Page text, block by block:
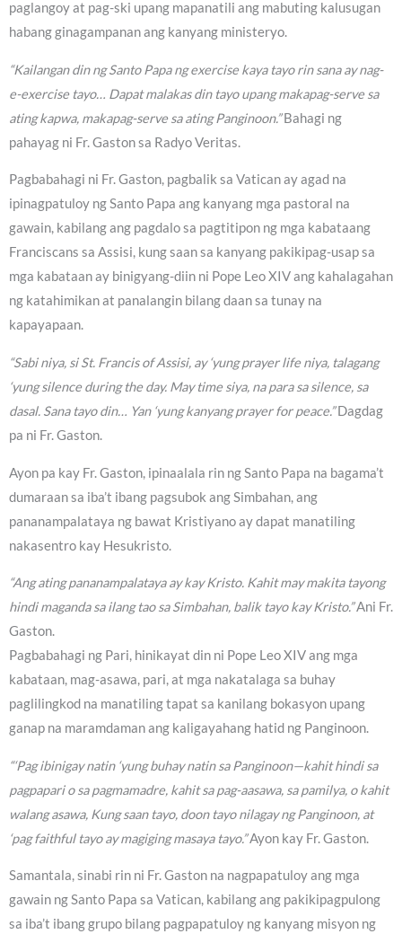
paglangoy at pag-ski upang mapanatili ang mabuting kalusugan
habang ginagampanan ang kanyang ministeryo.
“Kailangan din ng Santo Papa ng exercise kaya tayo rin sana ay nag-
e-exercise tayo… Dapat malakas din tayo upang makapag-serve sa
ating kapwa, makapag-serve sa ating Panginoon.”Bahagi ng
pahayag ni Fr. Gaston sa Radyo Veritas.
Pagbabahagi ni Fr. Gaston, pagbalik sa Vatican ay agad na
ipinagpatuloy ng Santo Papa ang kanyang mga pastoral na
gawain, kabilang ang pagdalo sa pagtitipon ng mga kabataang
Franciscans sa Assisi, kung saan sa kanyang pakikipag-usap sa
mga kabataan ay binigyang-diin ni Pope Leo XIV ang kahalagahan
ng katahimikan at panalangin bilang daan sa tunay na
kapayapaan.
“Sabi niya, si St. Francis of Assisi, ay ‘yung prayer life niya, talagang
‘yung silence during the day. May time siya, na para sa silence, sa
dasal. Sana tayo din… Yan ‘yung kanyang prayer for peace.”Dagdag
pa ni Fr. Gaston.
Ayon pa kay Fr. Gaston, ipinaalala rin ng Santo Papa na bagama’t
dumaraan sa iba’t ibang pagsubok ang Simbahan, ang
pananampalataya ng bawat Kristiyano ay dapat manatiling
nakasentro kay Hesukristo.
“Ang ating pananampalataya ay kay Kristo. Kahit may makita tayong
hindi maganda sa ilang tao sa Simbahan, balik tayo kay Kristo.”Ani Fr.
Gaston.
Pagbabahagi ng Pari, hinikayat din ni Pope Leo XIV ang mga
kabataan, mag-asawa, pari, at mga nakatalaga sa buhay
paglilingkod na manatiling tapat sa kanilang bokasyon upang
ganap na maramdaman ang kaligayahang hatid ng Panginoon.
“‘Pag ibinigay natin ‘yung buhay natin sa Panginoon—kahit hindi sa
pagpapari o sa pagmamadre, kahit sa pag-aasawa, sa pamilya, o kahit
walang asawa, Kung saan tayo, doon tayo nilagay ng Panginoon, at
‘pag faithful tayo ay magiging masaya tayo.”Ayon kay Fr. Gaston.
Samantala, sinabi rin ni Fr. Gaston na nagpapatuloy ang mga
gawain ng Santo Papa sa Vatican, kabilang ang pakikipagpulong
sa iba’t ibang grupo bilang pagpapatuloy ng kanyang misyon ng